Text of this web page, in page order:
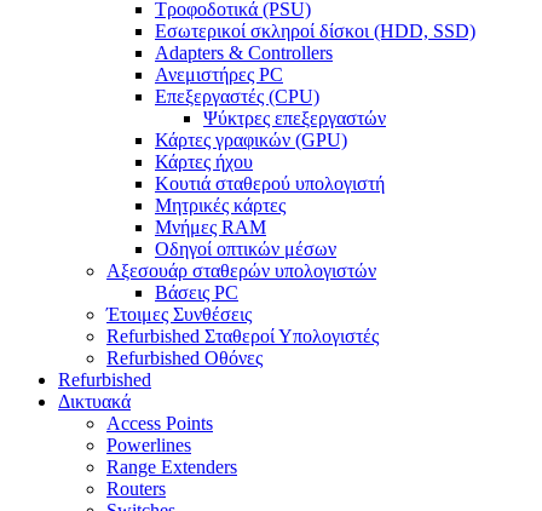
Τροφοδοτικά (PSU)
Εσωτερικοί σκληροί δίσκοι (HDD, SSD)
Adapters & Controllers
Ανεμιστήρες PC
Επεξεργαστές (CPU)
Ψύκτρες επεξεργαστών
Κάρτες γραφικών (GPU)
Κάρτες ήχου
Κουτιά σταθερού υπολογιστή
Μητρικές κάρτες
Μνήμες RAM
Οδηγοί οπτικών μέσων
Αξεσουάρ σταθερών υπολογιστών
Βάσεις PC
Έτοιμες Συνθέσεις
Refurbished Σταθεροί Υπολογιστές
Refurbished Οθόνες
Refurbished
Δικτυακά
Access Points
Powerlines
Range Extenders
Routers